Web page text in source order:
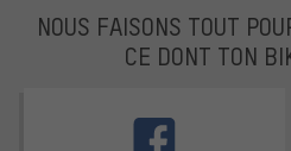
NOUS FAISONS TOUT
CE DONT TON